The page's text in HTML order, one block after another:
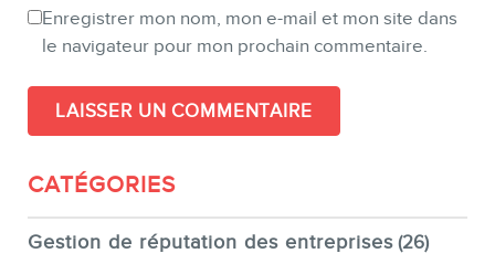
Enregistrer mon nom, mon e-mail et mon site dans
le navigateur pour mon prochain commentaire.
CATÉGORIES
Gestion de réputation des entreprises (26)